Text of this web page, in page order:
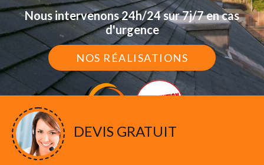
Nous intervenons 24h/24 sur 7j/7 en cas
d'urgence
NOS RÉALISATIONS
DEVIS GRATUIT